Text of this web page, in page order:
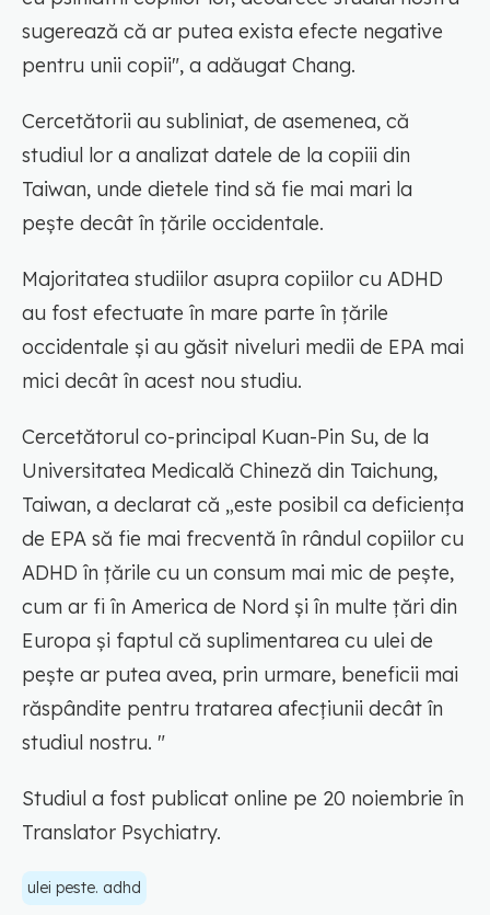
sugerează că ar putea exista efecte negative
pentru unii copii", a adăugat Chang.
Cercetătorii au subliniat, de asemenea, că
studiul lor a analizat datele de la copiii din
Taiwan, unde dietele tind să fie mai mari la
pește decât în țările occidentale.
Majoritatea studiilor asupra copiilor cu ADHD
au fost efectuate în mare parte în țările
occidentale și au găsit niveluri medii de EPA mai
mici decât în acest nou studiu.
Cercetătorul co-principal Kuan-Pin Su, de la
Universitatea Medicală Chineză din Taichung,
Taiwan, a declarat că „este posibil ca deficiența
de EPA să fie mai frecventă în rândul copiilor cu
ADHD în țările cu un consum mai mic de pește,
cum ar fi în America de Nord și în multe țări din
Europa și faptul că suplimentarea cu ulei de
pește ar putea avea, prin urmare, beneficii mai
răspândite pentru tratarea afecțiunii decât în
studiul nostru. "
Studiul a fost publicat online pe 20 noiembrie în
Translator Psychiatry.
ulei peste. adhd